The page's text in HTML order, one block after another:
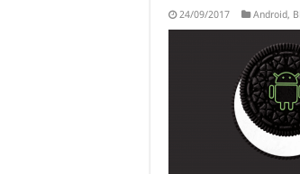
24/09/2017 Android,